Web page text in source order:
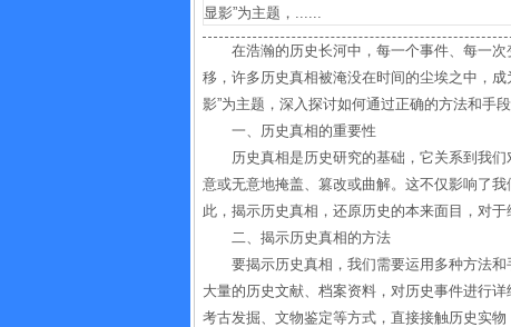
显影”为主题，......
在浩瀚的历史长河中，每一个事件、每一
移，许多历史真相被淹没在时间的尘埃之中，
影”为主题，深入探讨如何通过正确的方法和手
一、历史真相的重要性
历史真相是历史研究的基础，它关系到我
意或无意地掩盖、篡改或曲解。这不仅影响了
此，揭示历史真相，还原历史的本来面目，对
二、揭示历史真相的方法
要揭示历史真相，我们需要运用多种方法
大量的历史文献、档案资料，对历史事件进行
考古发掘、文物鉴定等方式，直接接触历史实